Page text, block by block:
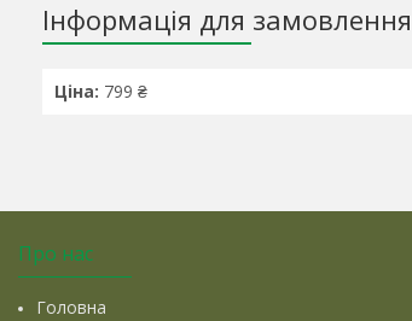
Інформація для замовлення
Ціна: 799 ₴
Про нас
Головна